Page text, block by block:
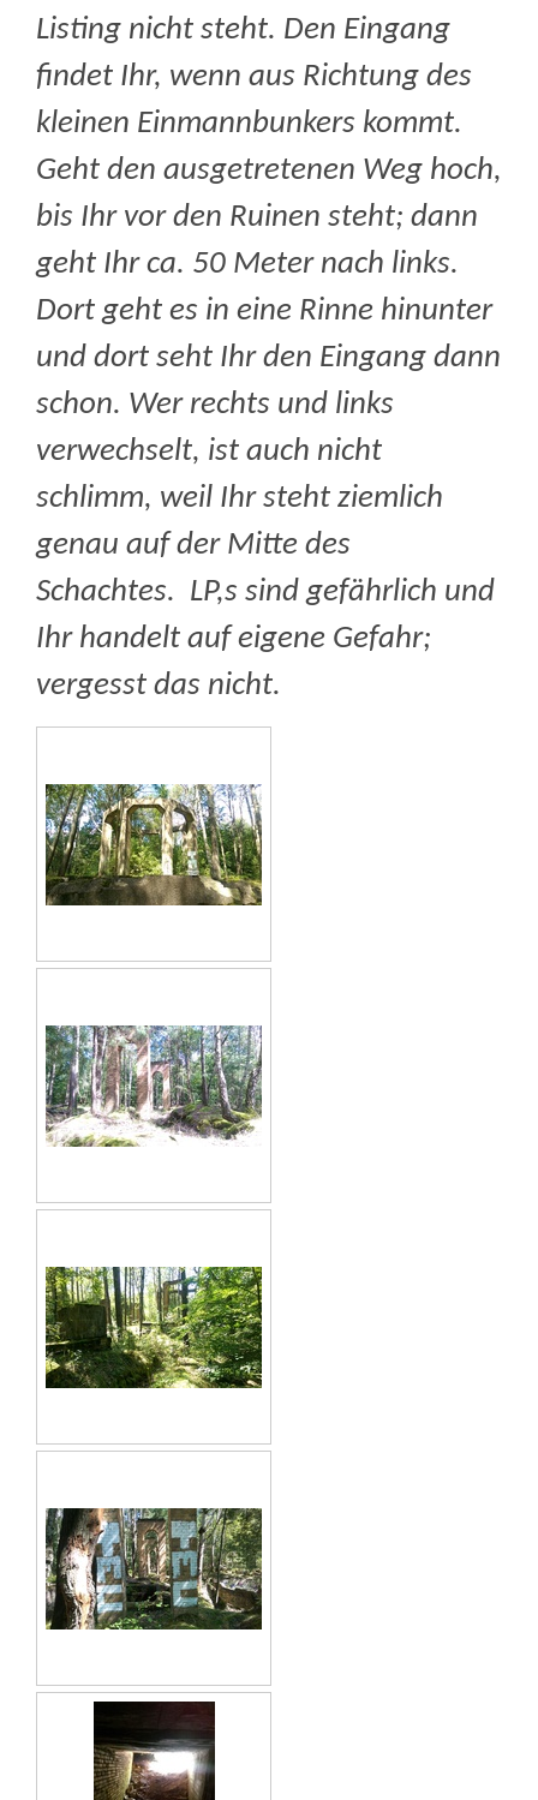
Listing nicht steht. Den Eingang
findet Ihr, wenn aus Richtung des
kleinen Einmannbunkers kommt.
Geht den ausgetretenen Weg hoch,
bis Ihr vor den Ruinen steht; dann
geht Ihr ca. 50 Meter nach links.
Dort geht es in eine Rinne hinunter
und dort seht Ihr den Eingang dann
schon. Wer rechts und links
verwechselt, ist auch nicht
schlimm, weil Ihr steht ziemlich
genau auf der Mitte des
Schachtes. LP,s sind gefährlich und
Ihr handelt auf eigene Gefahr;
vergesst das nicht.